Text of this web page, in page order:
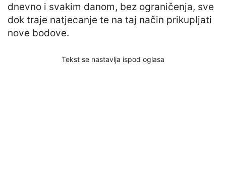
dnevno i svakim danom, bez ograničenja, sve
dok traje natjecanje te na taj način prikupljati
nove bodove.
Tekst se nastavlja ispod oglasa